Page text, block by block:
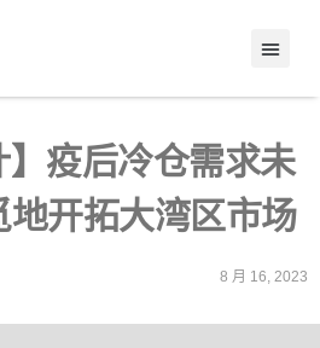
】疫后冷仓需求未
地开拓大湾区市场
8 月 16, 2023